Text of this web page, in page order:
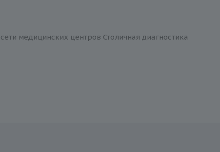
медицинских центров Столичная диагностика